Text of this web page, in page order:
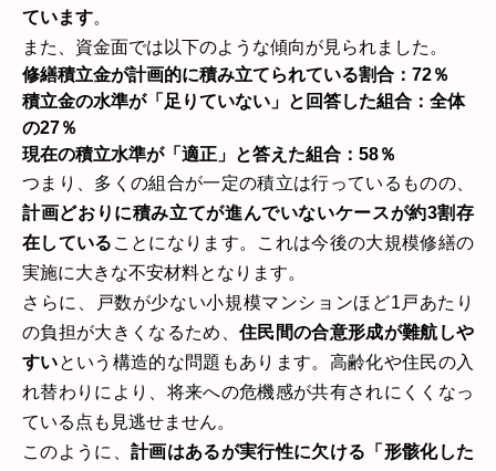
ています。
また、資金面では以下のような傾向が見られました。
修繕積立金が計画的に積み立てられている割合：72％
積立金の水準が「足りていない」と回答した組合：全体
の27％
現在の積立水準が「適正」と答えた組合：58％
つまり、多くの組合が一定の積立は行っているものの、
計画どおりに積み立てが進んでいないケースが約3割存
在している ことになります。これは今後の大規模修繕の
実施に大きな不安材料となります。
さらに、戸数が少ない小規模マンションほど1戸あたり
の負担が大きくなるため、 住民間の合意形成が難航しや
すいという構造的な問題もあります。高齢化や住民の入
れ替わりにより、将来への危機感が共有されにくくなっ
ている点も見逃せません。
このように、 計画はあるが実行性に欠ける「形骸化した